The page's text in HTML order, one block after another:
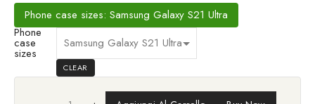
Phone case sizes: Samsung Galaxy S21 Ultra
Phone
case
sizes
CLEAR